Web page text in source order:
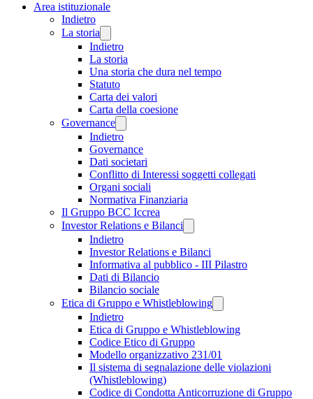
Area istituzionale
Indietro
La storia
Indietro
La storia
Una storia che dura nel tempo
Statuto
Carta dei valori
Carta della coesione
Governance
Indietro
Governance
Dati societari
Conflitto di Interessi soggetti collegati
Organi sociali
Normativa Finanziaria
Il Gruppo BCC Iccrea
Investor Relations e Bilanci
Indietro
Investor Relations e Bilanci
Informativa al pubblico - III Pilastro
Dati di Bilancio
Bilancio sociale
Etica di Gruppo e Whistleblowing
Indietro
Etica di Gruppo e Whistleblowing
Codice Etico di Gruppo
Modello organizzativo 231/01
Il sistema di segnalazione delle violazioni
(Whistleblowing)
Codice di Condotta Anticorruzione di Gruppo